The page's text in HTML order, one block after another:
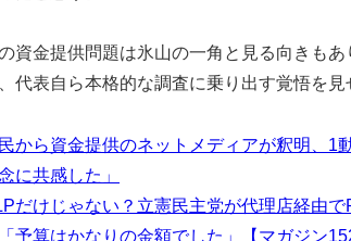
資金提供問題は氷山の一角と見る向きも
代表自ら本格的な調査に乗り出す覚悟を見
から資金提供のネットメディアが釈明、
に共感した」
だけじゃない？立憲民主党が代理店経由
予算はかなりの金額でした」【マガジン